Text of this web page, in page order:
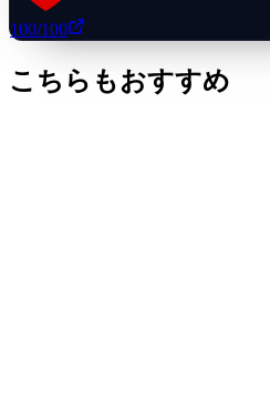
100/100
こちらもおすすめ